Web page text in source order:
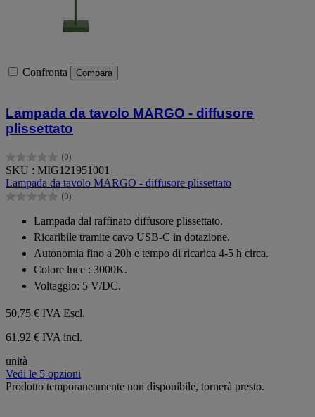
Confronta Compara
Lampada da tavolo MARGO - diffusore
plissettato
(0)
0.0
su
5
stelle.
SKU : MIG121951001
Lampada da tavolo MARGO - diffusore plissettato
(0)
0.0
stelle.
Lampada dal raffinato diffusore plissettato.
Ricaribile tramite cavo USB-C in dotazione.
Autonomia fino a 20h e tempo di ricarica 4-5 h circa.
Colore luce : 3000K.
Voltaggio: 5 V/DC.
50,75 € IVA Escl.
61,92 € IVA incl.
unità
Vedi le 5 opzioni
Prodotto temporaneamente non disponibile, tornerà presto.